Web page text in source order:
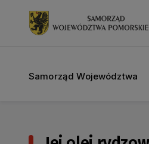
Samorząd Województwa